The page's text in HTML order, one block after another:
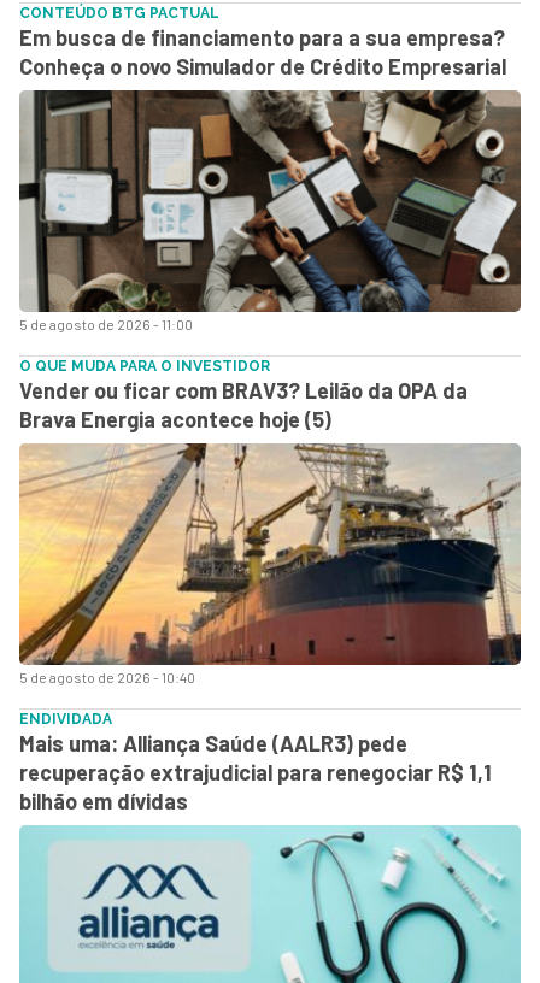
5 de agosto de 2026 - 11:00
CONTEÚDO BTG PACTUAL
Em busca de financiamento para a sua empresa?
Conheça o novo Simulador de Crédito Empresarial
5 de agosto de 2026 - 10:40
O QUE MUDA PARA O INVESTIDOR
Vender ou ficar com BRAV3? Leilão da OPA da
Brava Energia acontece hoje (5)
ENDIVIDADA
Mais uma: Alliança Saúde (AALR3) pede
recuperação extrajudicial para renegociar R$ 1,1
bilhão em dívidas